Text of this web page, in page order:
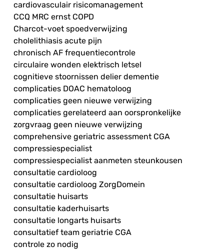
cardiovasculair risicomanagement
CCQ MRC ernst COPD
Charcot-voet spoedverwijzing
cholelithiasis acute pijn
chronisch AF frequentiecontrole
circulaire wonden elektrisch letsel
cognitieve stoornissen delier dementie
complicaties DOAC hematoloog
complicaties geen nieuwe verwijzing
complicaties gerelateerd aan oorspronkelijke
zorgvraag geen nieuwe verwijzing
comprehensive geriatric assessment CGA
compressiespecialist
compressiespecialist aanmeten steunkousen
consultatie cardioloog
consultatie cardioloog ZorgDomein
consultatie huisarts
consultatie kaderhuisarts
consultatie longarts huisarts
consultatief team geriatrie CGA
controle zo nodig